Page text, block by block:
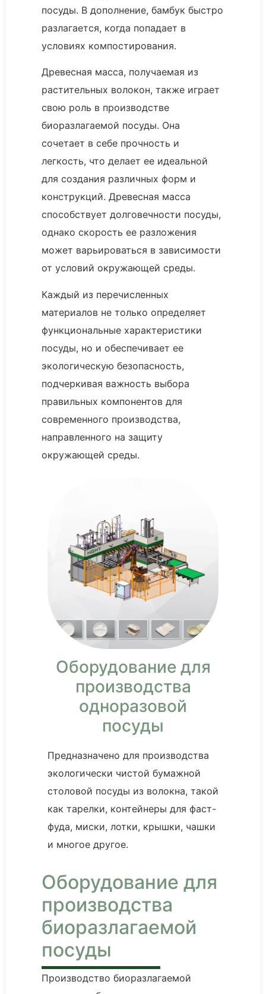
посуды. В дополнение, бамбук быстро
разлагается, когда попадает в
условиях компостирования.
Древесная масса, получаемая из
растительных волокон, также играет
свою роль в производстве
биоразлагаемой посуды. Она
сочетает в себе прочность и
легкость, что делает ее идеальной
для создания различных форм и
конструкций. Древесная масса
способствует долговечности посуды,
однако скорость ее разложения
может варьироваться в зависимости
от условий окружающей среды.
Каждый из перечисленных
материалов не только определяет
функциональные характеристики
посуды, но и обеспечивает ее
экологическую безопасность,
подчеркивая важность выбора
правильных компонентов для
современного производства,
направленного на защиту
окружающей среды.
Оборудование для
производства
одноразовой
посуды
Предназначено для производства
экологически чистой бумажной
столовой посуды из волокна, такой
как тарелки, контейнеры для фаст-
фуда, миски, лотки, крышки, чашки
и многое другое.
Оборудование для
производства
биоразлагаемой
посуды
Производство биоразлагаемой